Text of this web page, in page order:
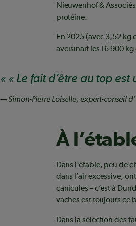
Nieuwenhof &
protéine.
En 2025 (avec 3,52 kg
avoisinait les 16 900
« Le fait d’être au top
— Simon-Pierre Loiselle, expert-conseil
À
Dans l’étable, peu de
dans l’air excessive,
canicules – c’est à
vaches est toujours ce
Dans la sélection des